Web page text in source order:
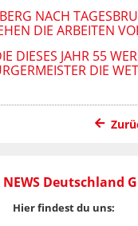
NACH
DIE ARBEITEN
DIESES JAHR 55
DIE
NEWS Deutschland
Hier findest du uns: